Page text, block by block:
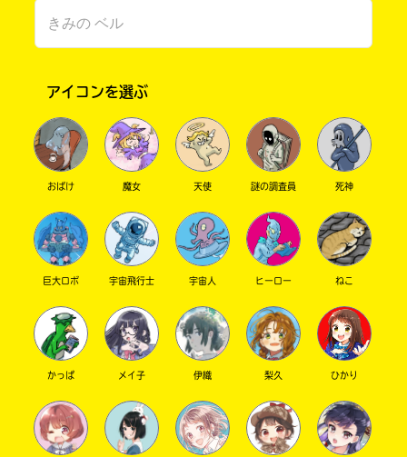
このマチのことを
もっと知りたい
キミに
アイコンを選ぶ
おばけ 魔女 天使 謎の調査員 死神
巨大ロボ 宇宙飛行士 宇宙人 ヒーロー ねこ
かっぱ メイ子 伊織 梨久 ひかり